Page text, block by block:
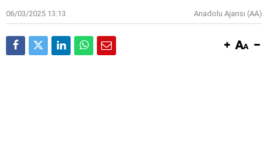
06/03/2025 13:13 Anadolu Ajansı (AA)